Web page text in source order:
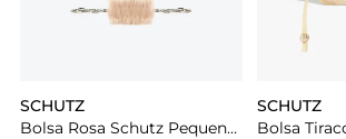
SCHUTZ
Bolsa Rosa Schutz Pequena Soft Pelos
SCHUTZ